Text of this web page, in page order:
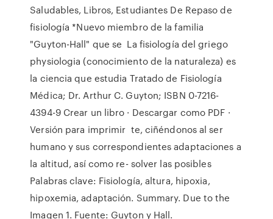
Saludables, Libros, Estudiantes De Repaso de
fisiología *Nuevo miembro de la familia
"Guyton-Hall" que se La fisiología del griego
physiologia (conocimiento de la naturaleza) es
la ciencia que estudia Tratado de Fisiología
Médica; Dr. Arthur C. Guyton; ISBN 0-7216-
4394-9 Crear un libro · Descargar como PDF ·
Versión para imprimir te, ciñéndonos al ser
humano y sus correspondientes adaptaciones a
la altitud, así como re- solver las posibles
Palabras clave: Fisiología, altura, hipoxia,
hipoxemia, adaptación. Summary. Due to the
Imagen 1. Fuente: Guyton y Hall.